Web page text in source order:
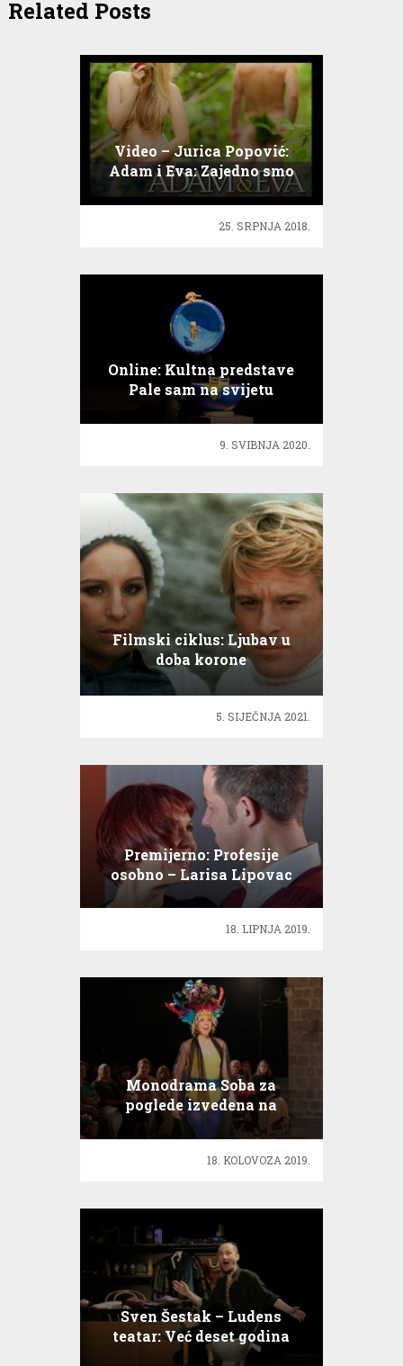
Related Posts
Video – Jurica Popović:
Adam i Eva: Zajedno smo
jači
25. SRPNJA 2018.
Online: Kultna predstave
Pale sam na svijetu
9. SVIBNJA 2020.
Filmski ciklus: Ljubav u
doba korone
5. SIJEČNJA 2021.
Premijerno: Profesije
osobno – Larisa Lipovac
Navojec, Igor Barberić…
18. LIPNJA 2019.
Monodrama Soba za
poglede izvedena na
tvrđavi Bokar
18. KOLOVOZA 2019.
Sven Šestak – Ludens
teatar: Već deset godina
prenosimo bitne poruke